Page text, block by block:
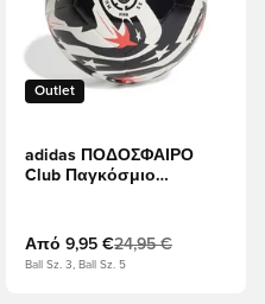
Outlet
adidas ΠΟΔΟΣΦΑΙΡΟ
Club Παγκόσμιο
Διαυγές κόκκινο
Από 9,95 €24,95 €
Ball Sz. 3, Ball Sz. 5